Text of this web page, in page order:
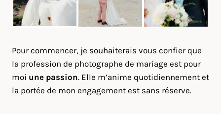
Pour commencer, je souhaiterais vous confier que
la profession de photographe de mariage est pour
moi une passion. Elle m’anime quotidiennement et
la portée de mon engagement est sans réserve.